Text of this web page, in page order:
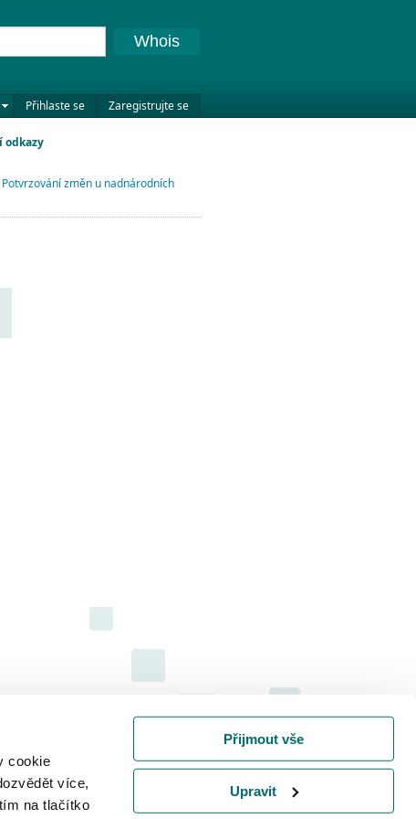
cookie
více,
na tlačítko
Přijmout vše
Upravit
Přihlaste se Zaregistrujte se
Whois
odkazy
změn u nadnárodních